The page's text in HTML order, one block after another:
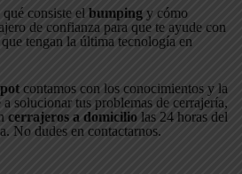
consiste el bumping y cómo
de confianza para que te ayude con
que tengan la última tecnología en
contamos con los conocimientos y la
solucionar tus problemas de cerrajería,
cerrajeros a domicilio las 24 horas del
No dudes en contactarnos.